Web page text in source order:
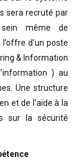
sera recruté par
sein même de
d’un poste
& Information
) au
Une structure
et de l’aide à la
sur la sécurité